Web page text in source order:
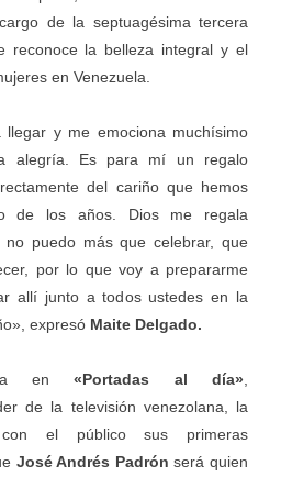
de la septuagésima tercera
reconoce la belleza integral y el
en Venezuela.
llegar y me emociona muchísimo
alegría. Es para mí un regalo
del cariño que hemos
de los años. Dios me regala
no puedo más que celebrar, que
por lo que voy a prepararme
allí junto a todos ustedes en la
expresó Maite Delgado.
en«Portadas al día»
de la televisión venezolana, la
con el público sus primeras
José Andrés Padrón será quien